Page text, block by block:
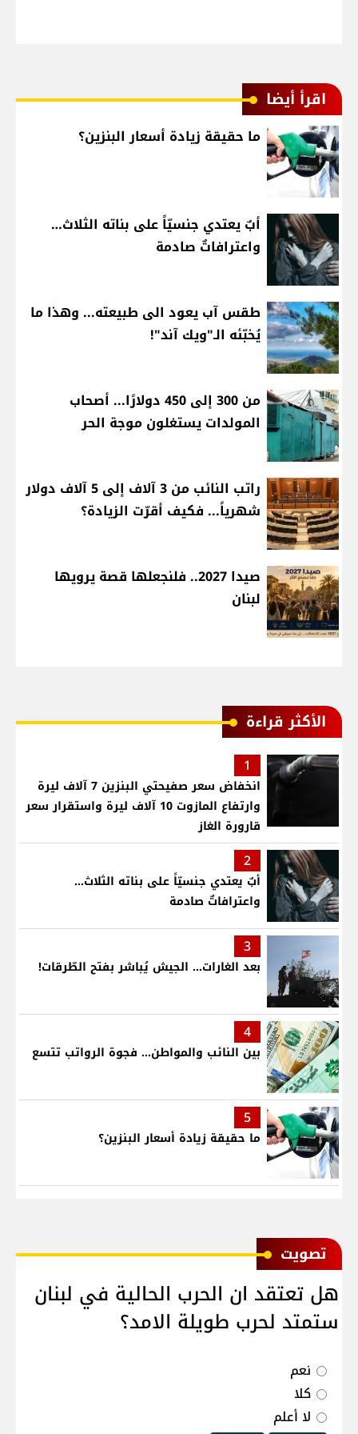
اقرأ أيضا
ما حقيقة زيادة أسعار البنزين؟
أبٌ يعتدي جنسيّاً على بناته الثلاث…
واعترافاتٌ صادمة
طقس آب يعود الى طبيعته... وهذا ما
يُخبّئه الـ"ويك آند"!
من 300 إلى 450 دولارًا... أصحاب
المولدات يستغلون موجة الحر
راتب النائب من 3 آلاف إلى 5 آلاف دولار
شهرياً... فكيف أقرّت الزيادة؟
صيدا 2027.. فلنجعلها قصة يرويها
لبنان
الأكثر قراءة
1
انخفاض سعر صفيحتي البنزين 7 آلاف ليرة
وارتفاع المازوت 10 آلاف ليرة واستقرار سعر
قارورة الغاز
2
أبٌ يعتدي جنسيّاً على بناته الثلاث…
واعترافاتٌ صادمة
3
بعد الغارات... الجيش يُباشر بفتح الطّرقات!
4
بين النائب والمواطن... فجوة الرواتب تتسع
5
ما حقيقة زيادة أسعار البنزين؟
ﺗﺼﻮﻳﺖ
هل تعتقد ان الحرب الحالية في لبنان
ستمتد لحرب طويلة الامد؟
نعم
كلا
لا أعلم